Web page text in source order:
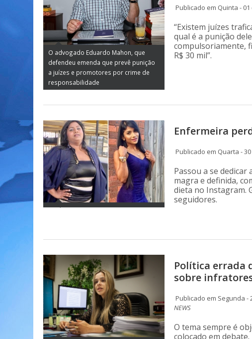
O advogado Eduardo Mahon, que
defendeu emenda que prevê punição
a juízes e promotores por crime de
responsabilidade
Publicado em Quinta -
“Existem juízes
qual é a punição
compulsoriamente,
R$ 30 mil”.
Enfermeira
Publicado em Quarta -
Passou a se
magra e definida,
dieta no Instagram.
seguidores.
Política errada
sobre
Publicado em Segunda
NEWS
O tema sempre é
colocado em